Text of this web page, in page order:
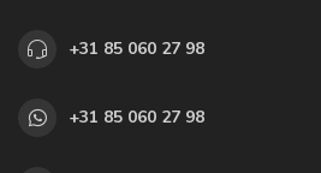
+31 85 060 27 98
+31 85 060 27 98